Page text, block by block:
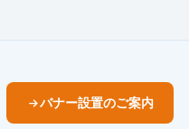
バナー設置のご案内